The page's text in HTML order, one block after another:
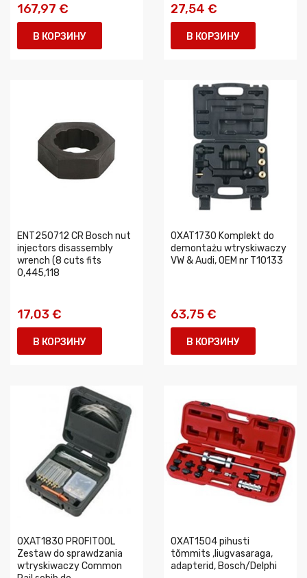
167,97 €
В КОРЗИНУ
27,54 €
В КОРЗИНУ
ENT250712 CR Bosch nut
injectors disassembly
wrench (8 cuts fits
0,445,118
17,03 €
В КОРЗИНУ
0XAT1730 Komplekt do
demontażu wtryskiwaczy
VW & Audi, OEM nr T10133
63,75 €
В КОРЗИНУ
0XAT1830 PROFITOOL
Zestaw do sprawdzania
wtryskiwaczy Common
0XAT1504 pihusti
tõmmits ,liugvasaraga,
adapterid, Bosch/Delphi